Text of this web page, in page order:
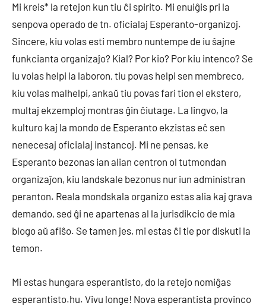
Mi kreis* la retejon kun tiu ĉi spirito. Mi enuiĝis pri la
senpova operado de tn. oficialaj Esperanto-organizoj.
Sincere, kiu volas esti membro nuntempe de iu ŝajne
funkcianta organizaĵo? Kial? Por kio? Por kiu intenco? Se
iu volas helpi la laboron, tiu povas helpi sen membreco,
kiu volas malhelpi, ankaŭ tiu povas fari tion el ekstero,
multaj ekzemploj montras ĝin ĉiutage. La lingvo, la
kulturo kaj la mondo de Esperanto ekzistas eĉ sen
nenecesaj oficialaj instancoj. Mi ne pensas, ke
Esperanto bezonas ian alian centron ol tutmondan
organizaĵon, kiu landskale bezonus nur iun administran
peranton. Reala mondskala organizo estas alia kaj grava
demando, sed ĝi ne apartenas al la jurisdikcio de mia
blogo aŭ afiŝo. Se tamen jes, mi estas ĉi tie por diskuti la
temon.
Mi estas hungara esperantisto, do la retejo nomiĝas
esperantisto.hu. Vivu longe! Nova esperantista provinco